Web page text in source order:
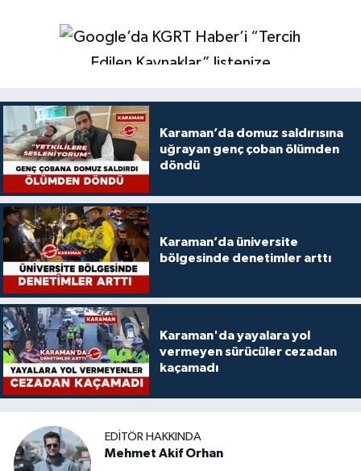
Karaman’da domuz saldırısına
uğrayan genç çoban ölümden
döndü
Karaman’da üniversite
bölgesinde denetimler arttı
Karaman'da yayalara yol
vermeyen sürücüler cezadan
kaçamadı
EDITÖR HAKKINDA
Mehmet Akif Orhan